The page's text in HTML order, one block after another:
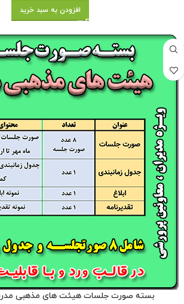
افزودن به سبد خرید
بسته صورت جلسات هیئت های مذهبی مدرسه 1405-